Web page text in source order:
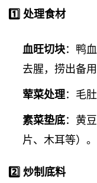
1️⃣ 处理食材
血旺切块：鸭
去腥，捞出备用
荤菜处理：毛
素菜垫底：黄
片、木耳等）。
2️⃣ 炒制底料